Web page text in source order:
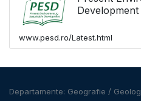
Development
www.pesd.ro/Latest.html
Departamente: Geografie /